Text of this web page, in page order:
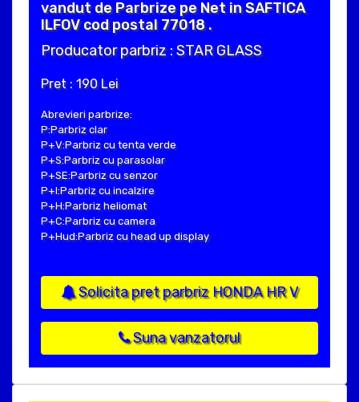
vandut de Parbrize pe Net in SAFTICA
ILFOV cod postal 77018 .
Producator parbriz : STAR GLASS
Pret : 190 Lei
Abrevieri parbrize:
P:Parbriz clar
P+V:Parbriz cu tenta verde
P+S:Parbriz cu parasolar
P+SE:Parbriz cu senzor
P+I:Parbriz cu incalzire
P+H:Parbriz heliomat
P+C:Parbriz cu camera
P+Hud:Parbriz cu head up display
Solicita pret parbriz HONDA HR V
Suna vanzatorul